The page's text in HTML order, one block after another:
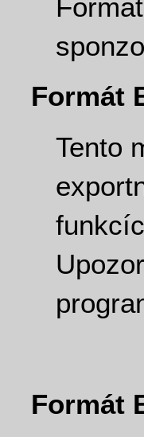
Formát
Tento
Formát